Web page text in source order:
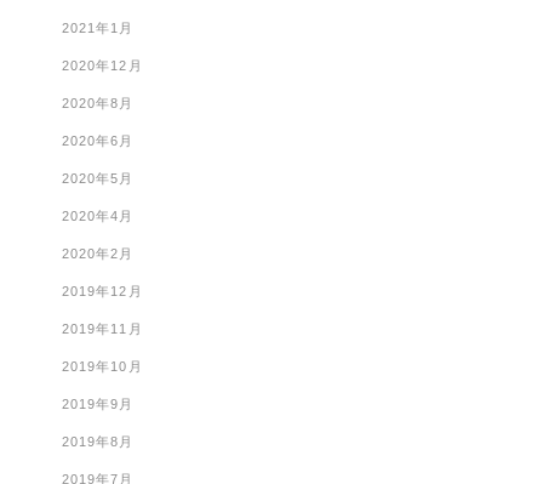
2021年1月
2020年12月
2020年8月
2020年6月
2020年5月
2020年4月
2020年2月
2019年12月
2019年11月
2019年10月
2019年9月
2019年8月
2019年7月